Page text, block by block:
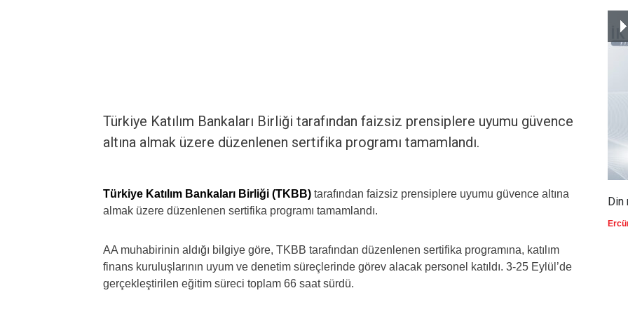
Türkiye Katılım Bankaları Birliği tarafından faizsiz prensiplere uyumu güvence
altına almak üzere düzenlenen sertifika programı tamamlandı.
Türkiye Katılım Bankaları Birliği (TKBB) tarafından faizsiz prensiplere uyumu güvence altına
almak üzere düzenlenen sertifika programı tamamlandı.
AA muhabirinin aldığı bilgiye göre, TKBB tarafından düzenlenen sertifika programına, katılım
finans kuruluşlarının uyum ve denetim süreçlerinde görev alacak personel katıldı. 3-25 Eylül’de
gerçekleştirilen eğitim süreci toplam 66 saat sürdü.
Din